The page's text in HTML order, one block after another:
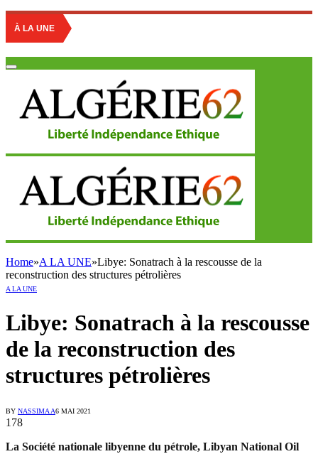
À LA UNE
Home»A LA UNE»Libye: Sonatrach à la rescousse de la
reconstruction des structures pétrolières
A LA UNE
Libye: Sonatrach à la rescousse
de la reconstruction des
structures pétrolières
BY NASSIMA A6 MAI 2021
178
La Société nationale libyenne du pétrole, Libyan National Oil